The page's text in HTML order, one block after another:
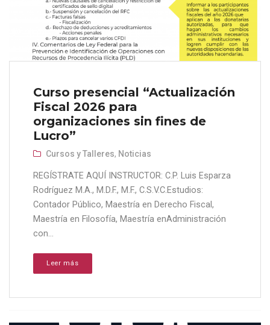
Curso presencial “Actualización
Fiscal 2026 para
organizaciones sin fines de
Lucro”
Cursos y Talleres, Noticias
REGÍSTRATE AQUÍ INSTRUCTOR: C.P. Luis Esparza
Rodríguez M.A., M.D.F., M.F., C.S.V.C.Estudios:
Contador Público, Maestría en Derecho Fiscal,
Maestría en Filosofía, Maestría enAdministración
con...
Leer más